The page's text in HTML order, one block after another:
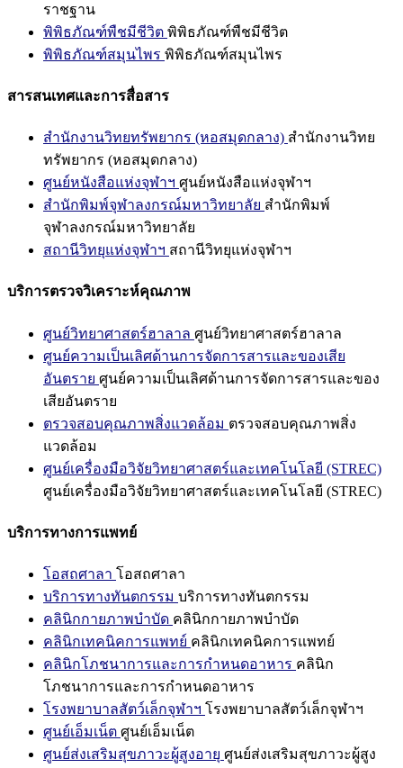
ราชฐาน
พิพิธภัณฑ์พืชมีชีวิต พิพิธภัณฑ์พืชมีชีวิต
พิพิธภัณฑ์สมุนไพร พิพิธภัณฑ์สมุนไพร
สารสนเทศและการสื่อสาร
สำนักงานวิทยทรัพยากร (หอสมุดกลาง) สำนักงานวิทย
ทรัพยากร (หอสมุดกลาง)
ศูนย์หนังสือแห่งจุฬาฯ ศูนย์หนังสือแห่งจุฬาฯ
สำนักพิมพ์จุฬาลงกรณ์มหาวิทยาลัย สำนักพิมพ์
จุฬาลงกรณ์มหาวิทยาลัย
สถานีวิทยุแห่งจุฬาฯ สถานีวิทยุแห่งจุฬาฯ
บริการตรวจวิเคราะห์คุณภาพ
ศูนย์วิทยาศาสตร์ฮาลาล ศูนย์วิทยาศาสตร์ฮาลาล
ศูนย์ความเป็นเลิศด้านการจัดการสารและของเสีย
อันตราย ศูนย์ความเป็นเลิศด้านการจัดการสารและของ
เสียอันตราย
ตรวจสอบคุณภาพสิ่งแวดล้อม ตรวจสอบคุณภาพสิ่ง
แวดล้อม
ศูนย์เครื่องมือวิจัยวิทยาศาสตร์และเทคโนโลยี (STREC)
ศูนย์เครื่องมือวิจัยวิทยาศาสตร์และเทคโนโลยี (STREC)
บริการทางการแพทย์
โอสถศาลา โอสถศาลา
บริการทางทันตกรรม บริการทางทันตกรรม
คลินิกกายภาพบำบัด คลินิกกายภาพบำบัด
คลินิกเทคนิคการแพทย์ คลินิกเทคนิคการแพทย์
คลินิกโภชนาการและการกำหนดอาหาร คลินิก
โภชนาการและการกำหนดอาหาร
โรงพยาบาลสัตว์เล็กจุฬาฯ โรงพยาบาลสัตว์เล็กจุฬาฯ
ศูนย์เอ็มเน็ต ศูนย์เอ็มเน็ต
ศูนย์ส่งเสริมสุขภาวะผู้สูงอายุ ศูนย์ส่งเสริมสุขภาวะผู้สูง